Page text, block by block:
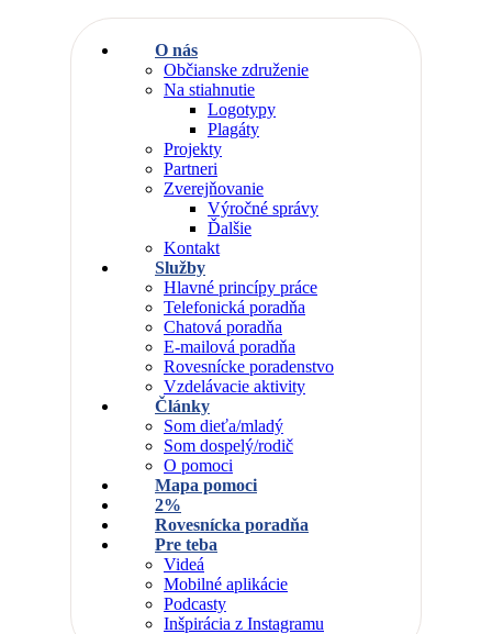
O nás
Občianske združenie
Na stiahnutie
Logotypy
Plagáty
Projekty
Partneri
Zverejňovanie
Výročné správy
Ďalšie
Kontakt
Služby
Hlavné princípy práce
Telefonická poradňa
Chatová poradňa
E-mailová poradňa
Rovesnícke poradenstvo
Vzdelávacie aktivity
Články
Som dieťa/mladý
Som dospelý/rodič
O pomoci
Mapa pomoci
2%
Rovesnícka poradňa
Pre teba
Videá
Mobilné aplikácie
Podcasty
Inšpirácia z Instagramu